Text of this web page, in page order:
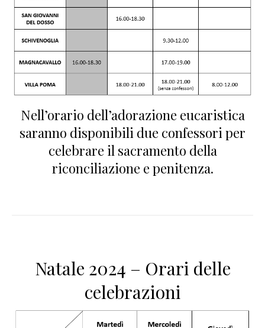
Nell’orario dell’adorazione eucaristica
saranno disponibili due confessori per
celebrare il sacramento della
riconciliazione e penitenza.
Natale 2024 – Orari delle
celebrazioni